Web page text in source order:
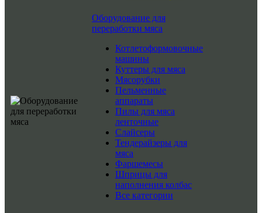
Оборудование для
переработки мяса
Котлетоформовочные
машины
Куттеры для мяса
Мясорубки
Пельменные
аппараты
Пилы для мяса
ленточные
Слайсеры
Тендерайзеры для
мяса
Фаршемесы
Шприцы для
наполнения колбас
Все категории